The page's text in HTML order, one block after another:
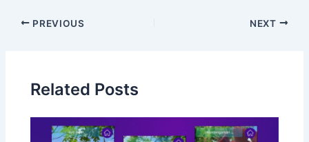
PREVIOUS NEXT
Related Posts